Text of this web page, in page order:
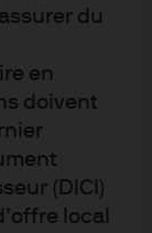
du
en
doivent
(DICI)
local
performance